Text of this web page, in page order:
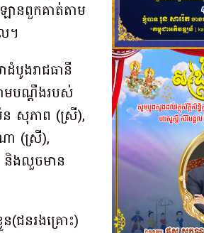
ានពួកគាត់តាម
។
បូងរាជធានី
ាមបណ្តឹងរបស់
ន សុភាព (ស្រី),
(ស្រី),
និងលួចមាន
(ជនរងគ្រោះ)